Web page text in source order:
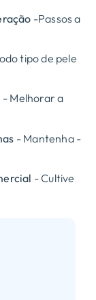
-Passos a
tipo de pele
- Melhorar a
- Mantenha -
- Cultive